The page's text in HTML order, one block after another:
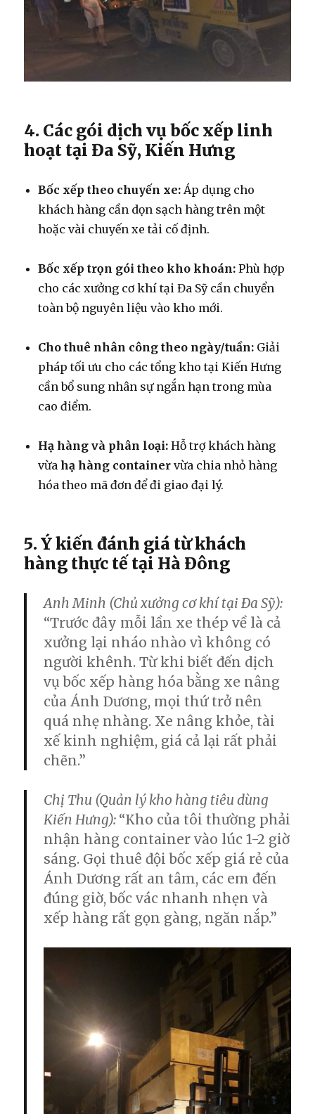
4. Các gói dịch vụ bốc xếp linh
hoạt tại Đa Sỹ, Kiến Hưng
Bốc xếp theo chuyến xe: Áp dụng cho
khách hàng cần dọn sạch hàng trên một
hoặc vài chuyến xe tải cố định.
Bốc xếp trọn gói theo kho khoán: Phù hợp
cho các xưởng cơ khí tại Đa Sỹ cần chuyển
toàn bộ nguyên liệu vào kho mới.
Cho thuê nhân công theo ngày/tuần: Giải
pháp tối ưu cho các tổng kho tại Kiến Hưng
cần bổ sung nhân sự ngắn hạn trong mùa
cao điểm.
Hạ hàng và phân loại: Hỗ trợ khách hàng
vừahạ hàng container vừa chia nhỏ hàng
hóa theo mã đơn để đi giao đại lý.
5. Ý kiến đánh giá từ khách
hàng thực tế tại Hà Đông
Anh Minh (Chủ xưởng cơ khí tại Đa Sỹ):
“Trước đây mỗi lần xe thép về là cả
xưởng lại nháo nhào vì không có
người khênh. Từ khi biết đến dịch
vụbốc xếp hàng hóa bằng xe nâng
của Ánh Dương, mọi thứ trở nên
quá nhẹ nhàng. Xe nâng khỏe, tài
xế kinh nghiệm, giá cả lại rất phải
chẽn.”
Chị Thu (Quản lý kho hàng tiêu dùng
Kiến Hưng): “Kho của tôi thường phải
nhận hàng container vào lúc 1-2 giờ
sáng. Gọithuê đội bốc xếp giá rẻ của
Ánh Dương rất an tâm, các em đến
đúng giờ, bốc vác nhanh nhẹn và
xếp hàng rất gọn gàng, ngăn nắp.”